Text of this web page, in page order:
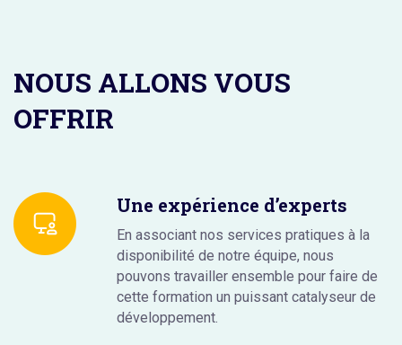
NOUS ALLONS VOUS
OFFRIR
Une expérience d’experts
En associant nos services pratiques à la
disponibilité de notre équipe, nous
pouvons travailler ensemble pour faire de
cette formation un puissant catalyseur de
développement.